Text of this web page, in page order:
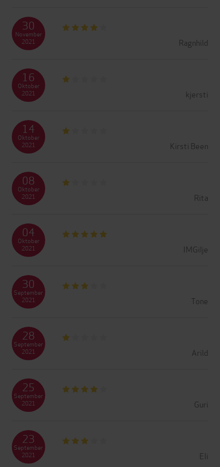
Ragnhild
30
November
2021
kjersti
16
Oktober
2021
Kirsti Been
14
Oktober
2021
Rita
08
Oktober
2021
IMGilje
04
Oktober
2021
Tone
30
September
2021
Arild
28
September
2021
Guri
25
September
2021
Eli
23
September
2021